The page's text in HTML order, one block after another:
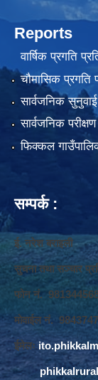
Reports
वार्षिक प्रगति
चौमासिक प्रगति
सार्वजनिक सुनुवाई
सार्वजनिक परीक्षण
फिक्कल
सम्पर्क :
ई. नरेश बराइली
सुचना तथा सञ्‍चार
फोन नं.
मोवाईल नं.
ईमेलः